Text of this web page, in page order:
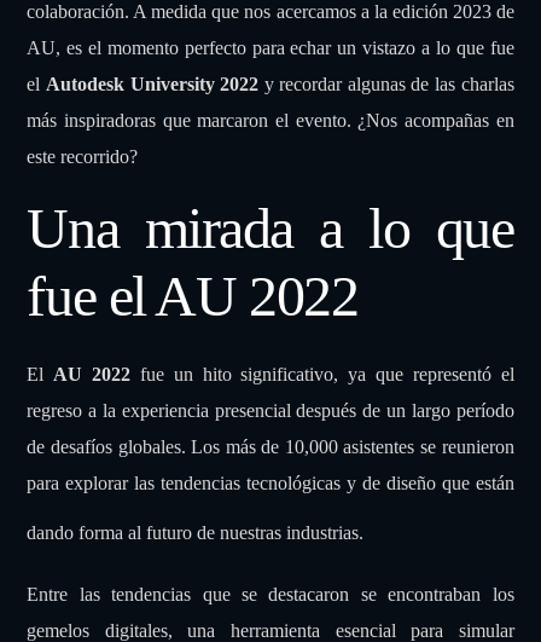
colaboración. A medida que nos acercamos a la edición 2023 de
AU, es el momento perfecto para echar un vistazo a lo que fue
el Autodesk University 2022 y recordar algunas de las charlas
más inspiradoras que marcaron el evento. ¿Nos acompañas en
este recorrido?
Una mirada a lo que
fue el AU 2022
El AU 2022 fue un hito significativo, ya que representó el
regreso a la experiencia presencial después de un largo período
de desafíos globales. Los más de 10,000 asistentes se reunieron
para explorar las tendencias tecnológicas y de diseño que están
dando forma al futuro de nuestras industrias.
Entre las tendencias que se destacaron se encontraban los
gemelos digitales, una herramienta esencial para simular